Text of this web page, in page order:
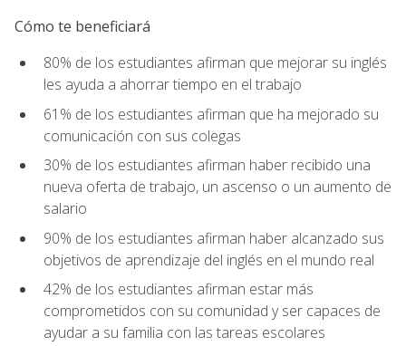
Cómo te beneficiará
80% de los estudiantes afirman que mejorar su inglés
les ayuda a ahorrar tiempo en el trabajo
61% de los estudiantes afirman que ha mejorado su
comunicación con sus colegas
30% de los estudiantes afirman haber recibido una
nueva oferta de trabajo, un ascenso o un aumento de
salario
90% de los estudiantes afirman haber alcanzado sus
objetivos de aprendizaje del inglés en el mundo real
42% de los estudiantes afirman estar más
comprometidos con su comunidad y ser capaces de
ayudar a su familia con las tareas escolares